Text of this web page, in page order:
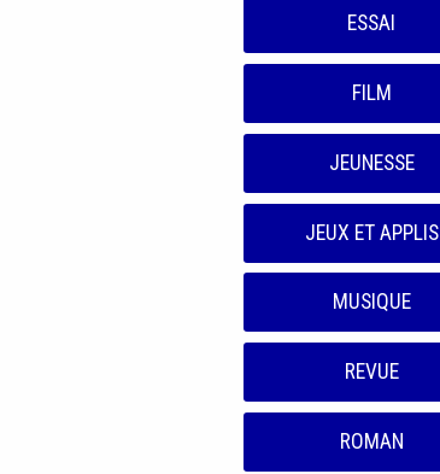
ESSAI
FILM
JEUNESSE
JEUX ET APPLIS
MUSIQUE
REVUE
ROMAN